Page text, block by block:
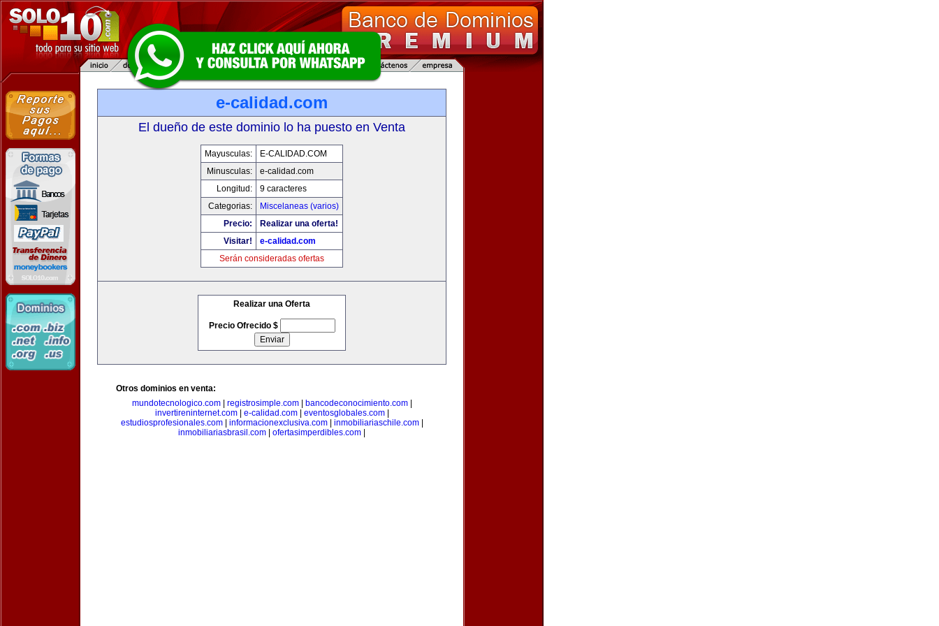
e-calidad.com
El dueño de este dominio lo ha puesto en Venta
Mayusculas:
E-CALIDAD.COM
Minusculas:
e-calidad.com
Longitud:
9 caracteres
Categorias:
Miscelaneas (varios)
Precio:
Realizar una oferta!
Visitar!
e-calidad.com
Serán consideradas ofertas
Realizar una Oferta
Precio Ofrecido $
Otros dominios en venta:
mundotecnologico.com| registrosimple.com| bancodeconocimiento.com|
invertireninternet.com| e-calidad.com| eventosglobales.com|
estudiosprofesionales.com| informacionexclusiva.com| inmobiliariaschile.com|
inmobiliariasbrasil.com
ofertasimperdibles.com